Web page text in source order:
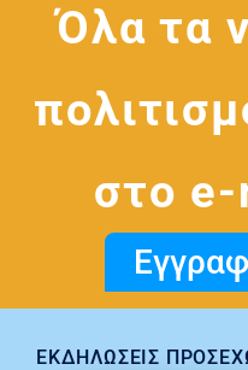
Όλα τα
στο
ΕΚΔΗΛΏΣΕΙΣ